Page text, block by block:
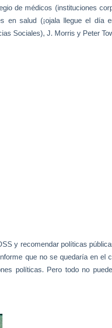
de médicos (instituciones
en salud (¡ojala llegue el día
Sociales), J. Morris y Peter
y recomendar políticas
que no se quedaría en el
políticas. Pero todo no